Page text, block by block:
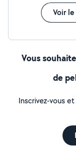
Voir
Vous
de
Inscrivez-vous